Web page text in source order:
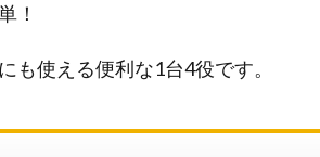
！
使える便利な1台4役です。